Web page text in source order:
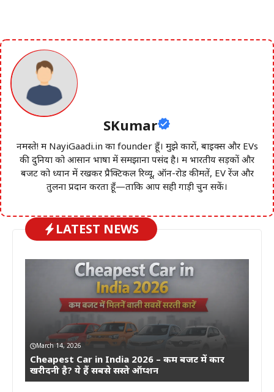
SKumar
नमस्ते! मैं NayiGaadi.in का founder हूँ। मुझे कारों, बाइक्स और EVs
की दुनिया को आसान भाषा में समझाना पसंद है। मैं भारतीय सड़कों और
बजट को ध्यान में रखकर प्रैक्टिकल रिव्यू, ऑन-रोड कीमतें, EV रेंज और
तुलना प्रदान करता हूँ—ताकि आप सही गाड़ी चुन सकें।
LATEST NEWS
March 14, 2026
Cheapest Car in India 2026 – कम बजट में कार
खरीदनी है? ये हैं सबसे सस्ते ऑप्शन